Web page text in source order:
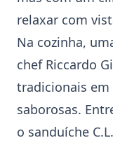
relaxar com
Na cozinha,
chef Riccardo
tradicionais em
saborosas.
o sanduíche